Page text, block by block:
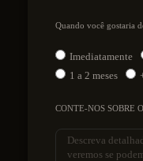
Quando você gostaria
Imediatamente
1 a 2 meses
CONTE-NOS SOBRE